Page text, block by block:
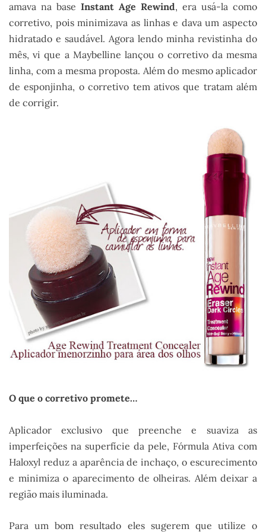
amava na base Instant Age Rewind, era usá-la como
corretivo, pois minimizava as linhas e dava um aspecto
hidratado e saudável. Agora lendo minha revistinha do
mês, vi que a Maybelline lançou o corretivo da mesma
linha, com a mesma proposta. Além do mesmo aplicador
de esponjinha, o corretivo tem ativos que tratam além
de corrigir.
O que o corretivo promete…
Aplicador exclusivo que preenche e suaviza as
imperfeições na superfície da pele, Fórmula Ativa com
Haloxyl reduz a aparência de inchaço, o escurecimento
e minimiza o aparecimento de olheiras. Além deixar a
região mais iluminada.
Para um bom resultado eles sugerem que utilize o